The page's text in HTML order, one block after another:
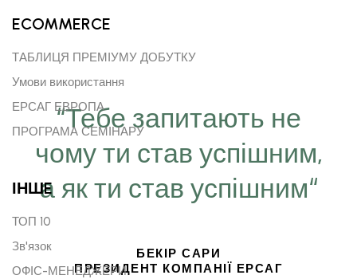
“Тебе запитають не
чому ти став успішним,
а як ти став успішним“
БЕКІР САРИ
ПРЕЗИДЕНТ КОМПАНІЇ ЕРСАГ
ECOMMERCE
ТАБЛИЦЯ ПРЕМІУМУ ДОБУТКУ
Умови використання
ЕРСАГ ЕВРОПА
ПРОГРАМА СЕМІНАРУ
ІНШE
ТОП 10
Зв'язок
ОФІС-МЕНЕДЖЕРИ